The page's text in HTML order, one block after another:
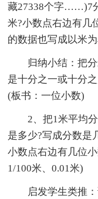
藏27338个字……)7
米?小数点右边有几
的数据也写成以米
归纳小结：把
是十分之一或十分
(板书：一位小数)
2、把1米平均
是多少?写成分数是
小数点右边有几位
1/100米、0.01米)
启发学生类推